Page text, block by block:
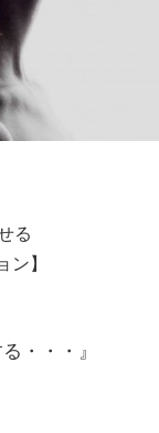
る
ン】
・・・』